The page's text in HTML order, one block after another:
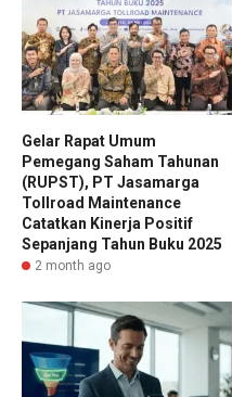
Gelar Rapat Umum
Pemegang Saham Tahunan
(RUPST), PT Jasamarga
Tollroad Maintenance
Catatkan Kinerja Positif
Sepanjang Tahun Buku 2025
2 month ago